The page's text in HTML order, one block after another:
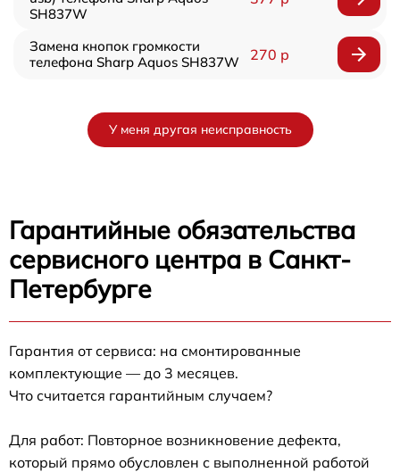
SH837W
Замена кнопок громкости
телефона Sharp Aquos SH837W
270 р
У меня другая неисправность
Гарантийные обязательства
сервисного центра в Санкт-
Петербурге
Гарантия от сервиса: на смонтированные
комплектующие — до 3 месяцев.
Что считается гарантийным случаем?
Для работ: Повторное возникновение дефекта,
который прямо обусловлен с выполненной работой